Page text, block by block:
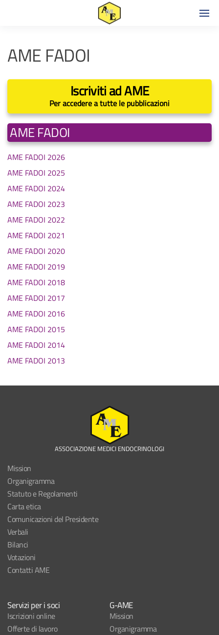
AME FADOI
Iscriviti ad AME
Per accedere a tutte le pubblicazioni
AME FADOI
AME FADOI 2026
AME FADOI 2025
AME FADOI 2024
AME FADOI 2023
AME FADOI 2022
AME FADOI 2021
AME FADOI 2020
AME FADOI 2019
AME FADOI 2018
AME FADOI 2017
AME FADOI 2016
AME FADOI 2015
AME FADOI 2014
AME FADOI 2013
ASSOCIAZIONE MEDICI ENDOCRINOLOGI
Mission
Organigramma
Statuto e Regolamenti
Carta etica
Comunicazioni del Presidente
Verbali
Bilanci
Votazioni
Contatti AME
Servizi per i soci
Iscrizioni online
Offerte di lavoro
G-AME
Mission
Organigramma